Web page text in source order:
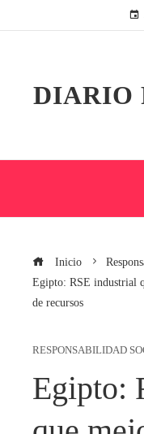
DIARIO
Inicio
Egipto: RSE industrial
de recursos
RESPONSABILIDAD
Egipto: